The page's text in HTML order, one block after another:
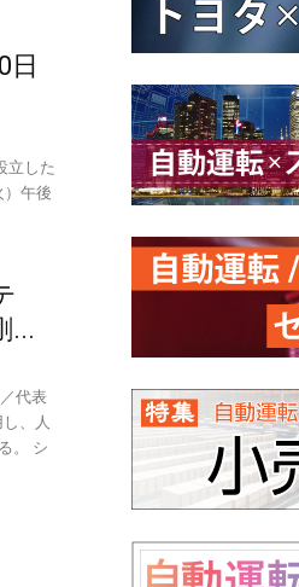
日
立した
午後
...
代表
、人
。 シ